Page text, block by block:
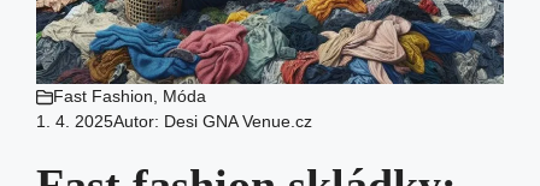
Fast Fashion
Móda
1. 4. 2025Autor: Desi GNA Venue.cz